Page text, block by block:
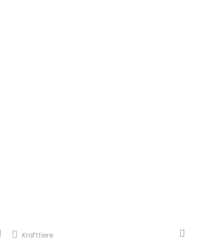
Krafttiere